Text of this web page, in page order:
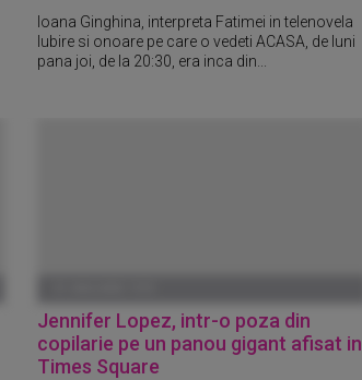
Ioana Ginghina, interpreta Fatimei in telenovela
Iubire si onoare pe care o vedeti ACASA, de luni
pana joi, de la 20:30, era inca din...
Jennifer Lopez, intr-o poza din
copilarie pe un panou gigant afisat in
Times Square